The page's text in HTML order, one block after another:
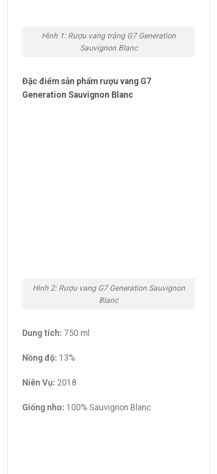
Hình 1: Rượu vang trắng G7 Generation
Sauvignon Blanc
Đặc điểm sản phẩm rượu vang G7
Generation Sauvignon Blanc
Hình 2: Rượu vang G7 Generation Sauvignon
Blanc
Dung tích: 750 ml
Nồng độ: 13%
Niên Vụ: 2018
Giống nho: 100% Sauvignon Blanc